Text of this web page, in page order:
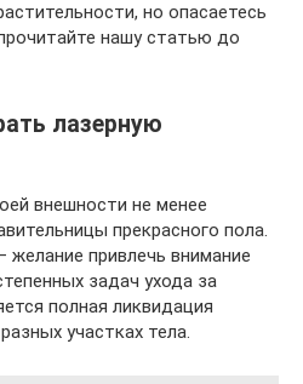
но опасаетесь
нашу статью до
лазерную
внешности не менее
прекрасного пола.
желание привлечь внимание
задач ухода за
полная ликвидация
участках тела.